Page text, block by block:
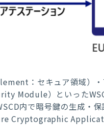
：セキュア領域）
Module）といった
内で暗号鍵の生成・
Cryptographic